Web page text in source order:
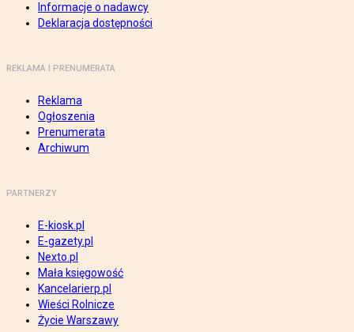
Informacje o nadawcy
Deklaracja dostępności
REKLAMA I PRENUMERATA
Reklama
Ogłoszenia
Prenumerata
Archiwum
PARTNERZY
E-kiosk.pl
E-gazety.pl
Nexto.pl
Mała księgowość
Kancelarierp.pl
Wieści Rolnicze
Życie Warszawy